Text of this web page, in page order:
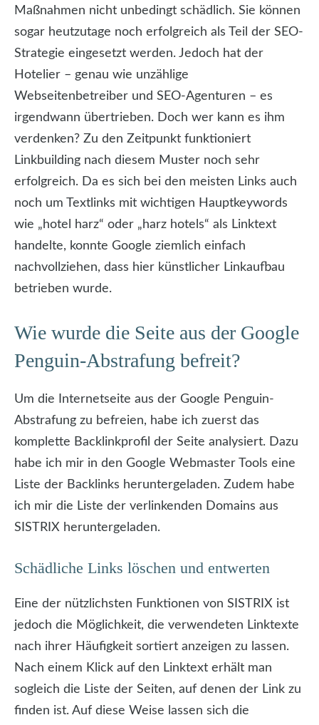
Maßnahmen nicht unbedingt schädlich. Sie können
sogar heutzutage noch erfolgreich als Teil der SEO-
Strategie eingesetzt werden. Jedoch hat der
Hotelier – genau wie unzählige
Webseitenbetreiber und SEO-Agenturen – es
irgendwann übertrieben. Doch wer kann es ihm
verdenken? Zu den Zeitpunkt funktioniert
Linkbuilding nach diesem Muster noch sehr
erfolgreich. Da es sich bei den meisten Links auch
noch um Textlinks mit wichtigen Hauptkeywords
wie „hotel harz“ oder „harz hotels“ als Linktext
handelte, konnte Google ziemlich einfach
nachvollziehen, dass hier künstlicher Linkaufbau
betrieben wurde.
Wie wurde die Seite aus der Google
Penguin-Abstrafung befreit?
Um die Internetseite aus der Google Penguin-
Abstrafung zu befreien, habe ich zuerst das
komplette Backlinkprofil der Seite analysiert. Dazu
habe ich mir in den Google Webmaster Tools eine
Liste der Backlinks heruntergeladen. Zudem habe
ich mir die Liste der verlinkenden Domains aus
SISTRIX heruntergeladen.
Schädliche Links löschen und entwerten
Eine der nützlichsten Funktionen von SISTRIX ist
jedoch die Möglichkeit, die verwendeten Linktexte
nach ihrer Häufigkeit sortiert anzeigen zu lassen.
Nach einem Klick auf den Linktext erhält man
sogleich die Liste der Seiten, auf denen der Link zu
finden ist. Auf diese Weise lassen sich die